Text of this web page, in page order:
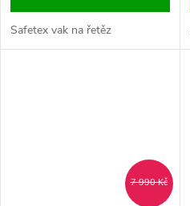
Safetex vak na řetěz
7 990 Kč